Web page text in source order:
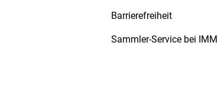
Barrierefreiheit
Sammler-Service bei IMM